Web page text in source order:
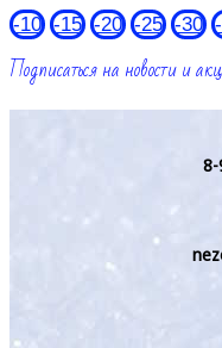
-10 -15 -20 -25 -30
Подписаться на новости и
8-